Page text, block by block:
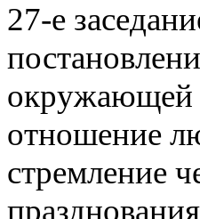
27-е
окружающей
отношение
стремление